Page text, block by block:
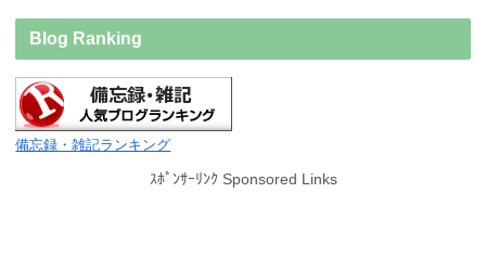
Blog Ranking
備忘録・雑記ランキング
ｽﾎﾟﾝｻｰﾘﾝｸ Sponsored Links